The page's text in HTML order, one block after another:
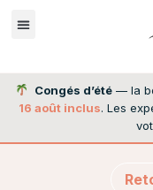
Congés d’été — la
16 août inclus. Les